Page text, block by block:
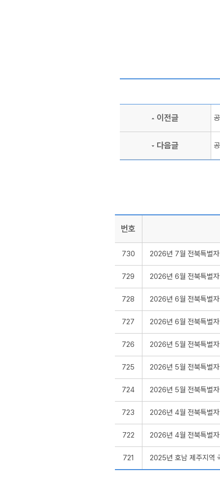
이전글
다음글
번호
730 2026년 7월 전북특별
729 2026년 6월 전북특별
728 2026년 6월 전북특별
727 2026년 6월 전북특별
726 2026년 5월 전북특별
725 2026년 5월 전북특별
724 2026년 5월 전북특별
723 2026년 4월 전북특별
722 2026년 4월 전북특별
721 2025년 호남 제주지역